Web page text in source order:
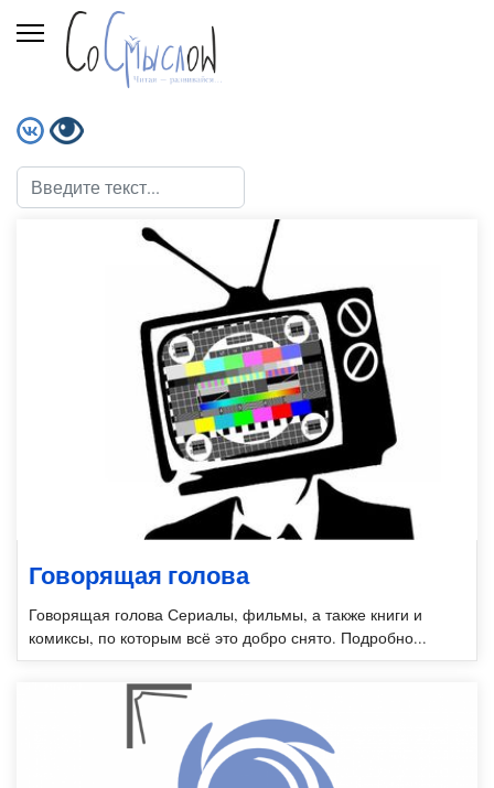
Говорящая голова
Говорящая голова Сериалы, фильмы, а также книги и
комиксы, по которым всё это добро снято. Подробно...